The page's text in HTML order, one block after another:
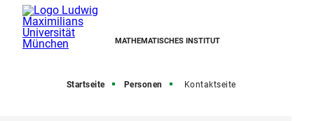
MATHEMATISCHES INSTITUT
Startseite Personen Kontaktseite